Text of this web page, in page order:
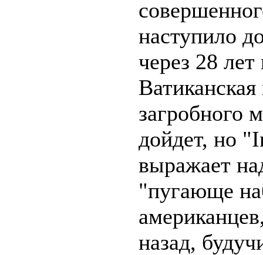
наступило
через 28
Ватиканская
загробного
дойдет, но
выражает
"пугающе
назад,